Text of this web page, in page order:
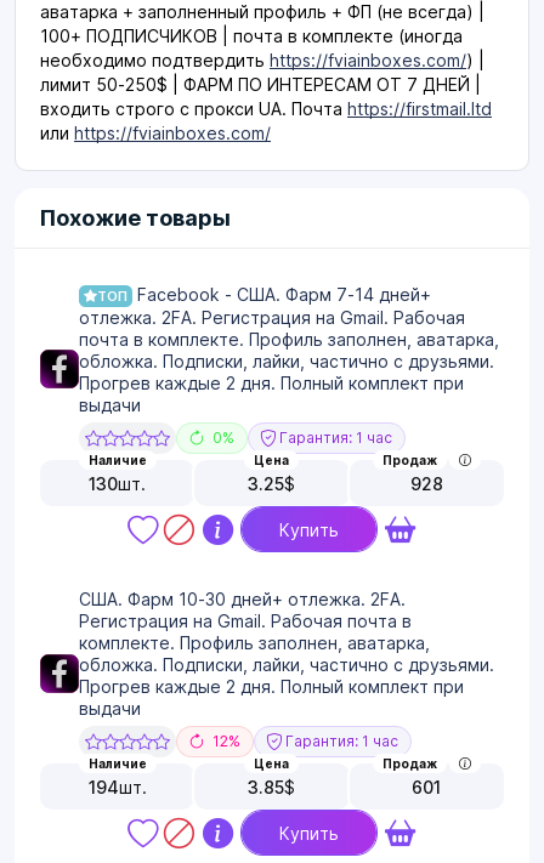
аватарка + заполненный профиль + ФП (не всегда) |
100+ ПОДПИСЧИКОВ | почта в комплекте (иногда
необходимо подтвердить https://fviainboxes.com/) |
лимит 50-250$ | ФАРМ ПО ИНТЕРЕСАМ ОТ 7 ДНЕЙ |
входить строго с прокси UA. Почта https://firstmail.ltd
или https://fviainboxes.com/
Похожие товары
ТОП
Facebook - США. Фарм 7-14 дней+
отлежка. 2FA. Регистрация на Gmail. Рабочая
почта в комплекте. Профиль заполнен, аватарка,
обложка. Подписки, лайки, частично с друзьями.
Прогрев каждые 2 дня. Полный комплект при
выдачи
0% Гарантия: 1 час
Наличие
130шт.
Цена
3.25$
Продаж
928
Купить
США. Фарм 10-30 дней+ отлежка. 2FA.
Регистрация на Gmail. Рабочая почта в
комплекте. Профиль заполнен, аватарка,
обложка. Подписки, лайки, частично с друзьями.
Прогрев каждые 2 дня. Полный комплект при
выдачи
12% Гарантия: 1 час
Наличие
194шт.
Цена
3.85$
Продаж
601
Купить